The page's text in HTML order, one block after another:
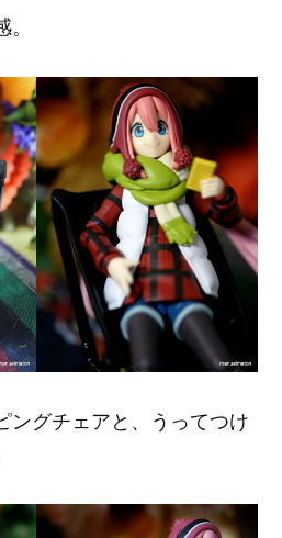
ングチェアと、うってつけ